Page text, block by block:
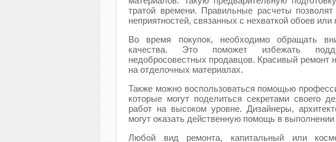
тратой времени. Правильные расчеты
неприятностей, связанных с нехваткой обоев или
Во время покупок, необходимо обращать
качества. Это поможет избежать
недобросовестных продавцов. Красивый ремонт
на отделочных материалах.
Также можно воспользоваться помощью
которые могут поделиться секретами своего
работ на высоком уровне. Дизайнеры,
могут оказать действенную помощь в
Любой вид ремонта, капитальный или